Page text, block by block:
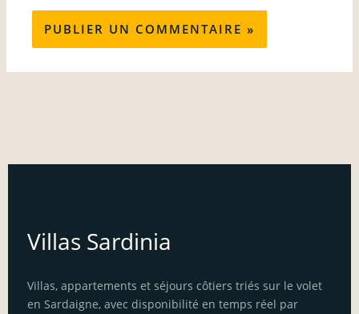
Villas Sardinia
Villas, appartements et séjours côtiers triés sur le volet
en Sardaigne, avec disponibilité en temps réel par